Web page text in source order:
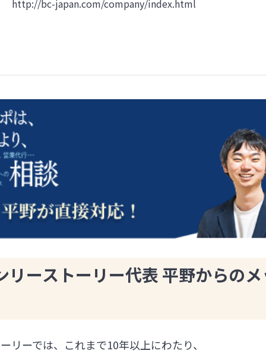
http://bc-japan.com/company/index.html
リーストーリー代表 平野からの
リーでは、これまで10年以上にわたり、